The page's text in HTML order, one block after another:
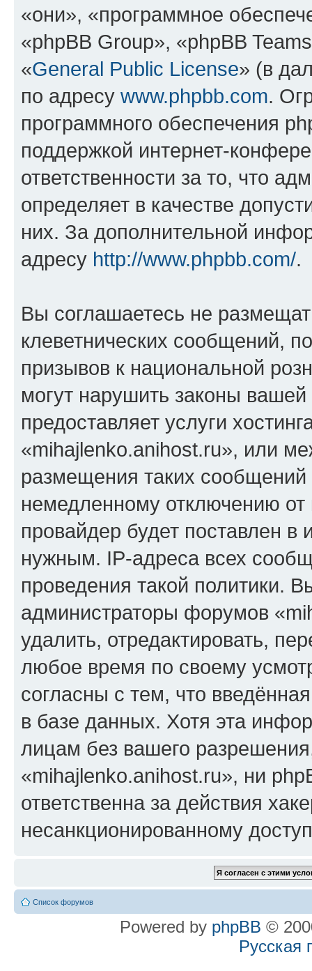
«они», «программное
«phpBB Group», «phpBB
«General Public License» (в
по адресу www.phpbb.com.
программного обеспечения
поддержкой интернет-
ответственности за то, что
определяет в качестве
них. За дополнительной
адресу http://www.phpbb.com/.
Вы соглашаетесь не
клеветнических сообщений,
призывов к национальной
могут нарушить законы
предоставляет услуги
«mihajlenko.anihost.ru», или
размещения таких
немедленному отключению
провайдер будет поставлен в
нужным. IP-адреса всех
проведения такой политики.
администраторы форумов
удалить, отредактировать,
любое время по своему
согласны с тем, что
в базе данных. Хотя эта
лицам без вашего
«mihajlenko.anihost.ru», ни
ответственна за действия
несанкционированному
Список форумов
Powered by phpBB ©
Русская